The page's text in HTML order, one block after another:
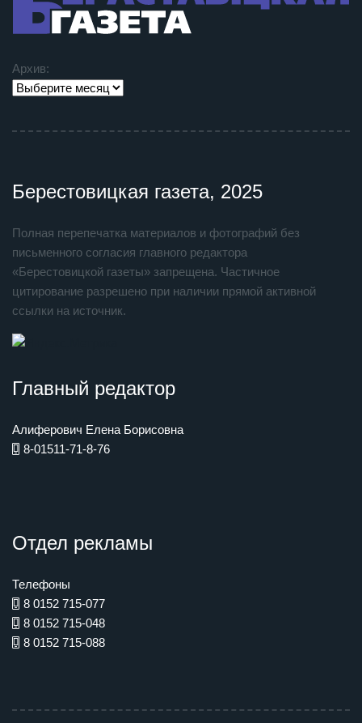
Архив:
Берестовицкая газета, 2025
Полная перепечатка материалов и фотографий без
письменного согласия главного редактора
«Берестовицкой газеты» запрещена. Частичное
цитирование разрешено при наличии прямой активной
ссылки на источник.
Главный редактор
Алиферович Елена Борисовна
8-01511-71-8-76
Отдел рекламы
Телефоны
8 0152 715-077
8 0152 715-048
8 0152 715-088